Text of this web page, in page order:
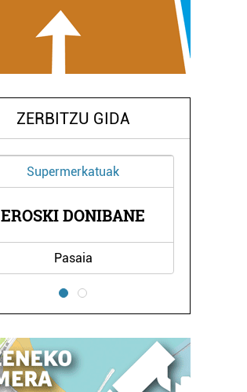
ZERBITZU GIDA
Supermerkatuak
EROSKI DONIBANE
Pasaia